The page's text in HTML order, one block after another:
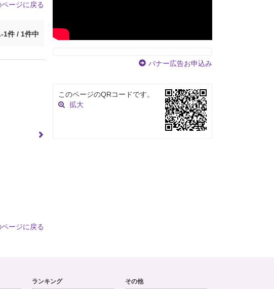
ージに戻る
1件 / 1件中
ージに戻る
バナー広告お申込み
このページのQRコードです。
拡大
ランキング その他